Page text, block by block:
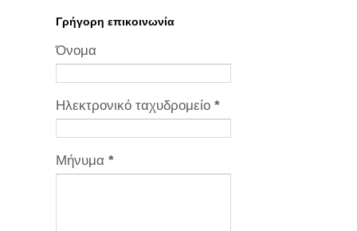
Γρήγορη επικοινωνία
Όνομα
Ηλεκτρονικό ταχυδρομείο *
Μήνυμα *